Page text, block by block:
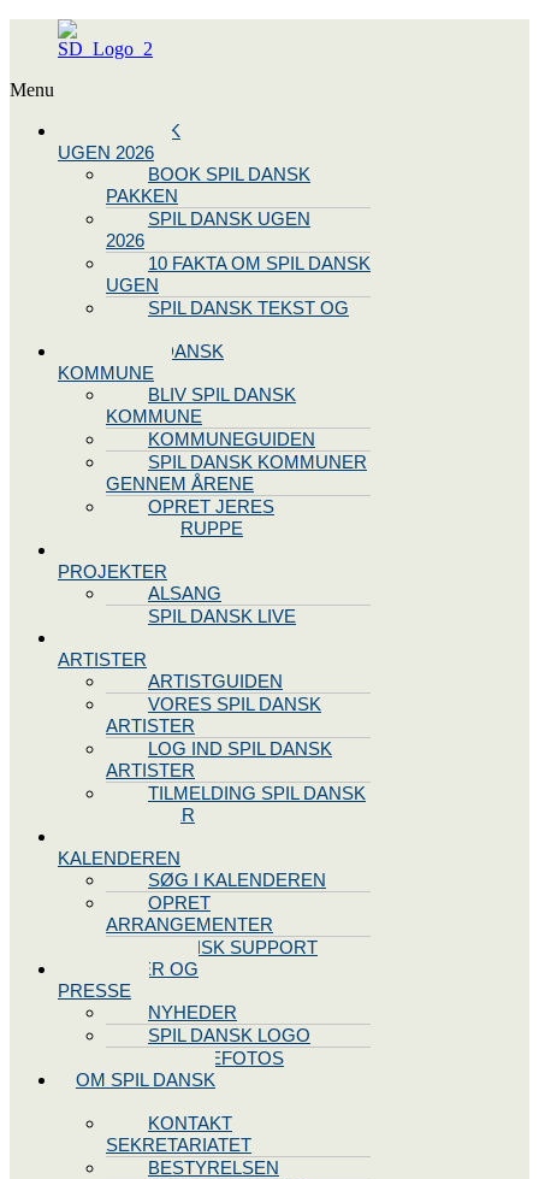
Menu
SPIL DANSK
UGEN 2026
BOOK SPIL DANSK
PAKKEN
SPIL DANSK UGEN
2026
10 FAKTA OM SPIL DANSK
UGEN
SPIL DANSK TEKST OG
BLIV SPIL DANSK
KOMMUNE
BLIV SPIL DANSK
KOMMUNE
KOMMUNEGUIDEN
SPIL DANSK KOMMUNER
GENNEM ÅRENE
OPRET JERES
STYREGRUPPE
PROJEKTER
ALSANG
SPIL DANSK LIVE
ARTISTER
ARTISTGUIDEN
VORES SPIL DANSK
ARTISTER
LOG IND SPIL DANSK
ARTISTER
TILMELDING SPIL DANSK
ARTISTER
KALENDEREN
SØG I KALENDEREN
OPRET
ARRANGEMENTER
TEKNISK SUPPORT
NYHEDER OG
PRESSE
NYHEDER
SPIL DANSK LOGO
PRESSEFOTOS
OM SPIL DANSK
KONTAKT
SEKRETARIATET
BESTYRELSEN